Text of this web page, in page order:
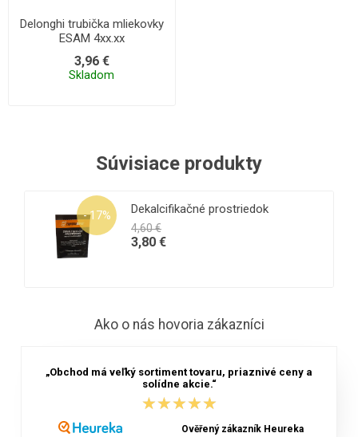
Delonghi trubička mliekovky
ESAM 4xx.xx
3,96 €
Skladom
Súvisiace produkty
- 17% Dekalcifikačné prostriedok
4,60 €
3,80 €
Ako o nás hovoria zákazníci
„Obchod má veľký sortiment tovaru, priaznivé ceny a
solídne akcie.“
★★★★★
★★★★★
Ověřený zákazník Heureka